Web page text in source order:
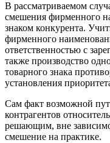
В рассматриваемом
смешения фирменного
знаком конкурента.
фирменного
ответственностью с
также производство
товарного знака
установления
Сам факт возможной
контрагентов
решающим, вне
смешение на практике.